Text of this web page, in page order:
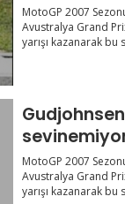
MotoGP 2007
Avustralya Grand
yarışı kazanarak bu
MotoGP 2007
Avustralya Grand
yarışı kazanarak bu